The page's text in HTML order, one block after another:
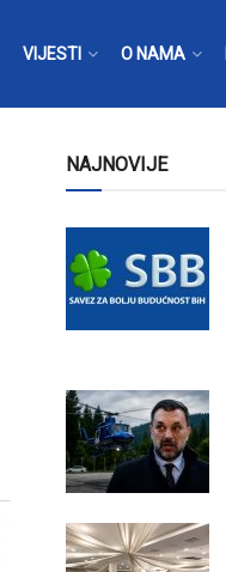
VIJESTI O NAMA
NAJNOVIJE